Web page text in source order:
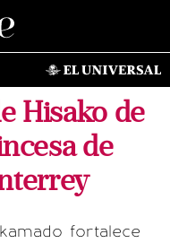
Hisako de
de
fortalece